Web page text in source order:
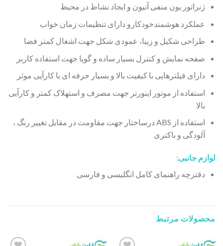
ژنراتور یون منفی آنیون و ایجاد نشاط در محیط
عملکرد هوشمندخودکارو دارای تنظیمات زمان خواب
طراحی شکیل و زیبا، عمودی شکل جهت اشغال کمتر فضا
صفحه نمایش و کنترل بسیار ساده و گویا جهت استفاده کاربر
دارای فیلترهایی با کیفیت بالا و بسیار حرفه ای با کارآیی موثر
استفاده از موتور اینورتر جهت مصرف و استهلاک کمتر و کارآیی
بالا
استفاده از ABS درساختار جهت مقاومت در مقابل تغییر رنگ ،
آلودگی و باکتری
لوازم جانبی:
دفترچه راهنمای کامل انگلیسی و فارسی
محصولات مرتبط